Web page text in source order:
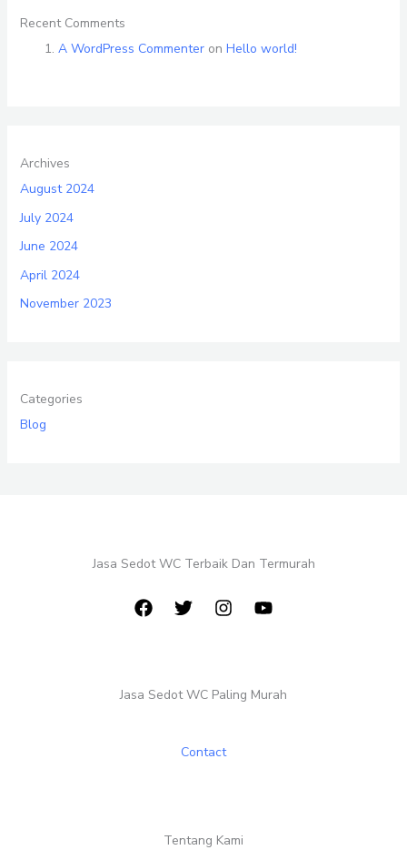
Recent Comments
A WordPress Commenteron Hello world!
Archives
August 2024
July 2024
June 2024
April 2024
November 2023
Categories
Blog
Jasa Sedot WC Terbaik Dan Termurah
Jasa Sedot WC Paling Murah
Contact
Tentang Kami